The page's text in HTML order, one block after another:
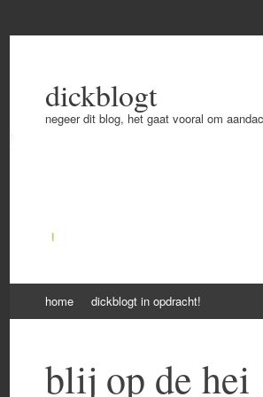
dickblogt
negeer dit blog, het gaat vooral om
to
home dickblogt in opdracht!
blij op de hei